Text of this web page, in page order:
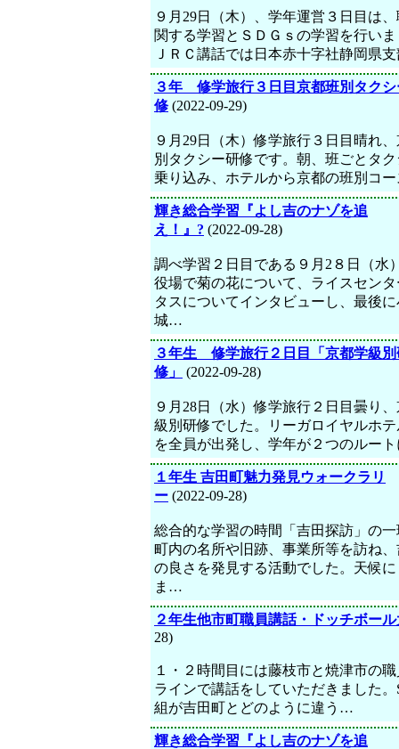
９月29日（木）、学年運営３日目は
関する学習とＳＤＧｓの学習を行い
ＪＲＣ講話では日本赤十字社静岡県
３年 修学旅行３日目京都班別タクシ
修 (2022-09-29)
９月29日（木）修学旅行３日目晴れ
別タクシー研修です。朝、班ごとタ
乗り込み、ホテルから京都の班別コ
輝き総合学習『よし吉のナゾを追
え！』? (2022-09-28)
調べ学習２日目である９月2８日（水
役場で菊の花について、ライスセン
タスについてインタビューし、最後
城…
３年生 修学旅行２日目「京都学級別
修」
(2022-09-28)
９月28日（水）修学旅行２日目曇り
級別研修でした。リーガロイヤルホ
を全員が出発し、学年が２つのルー
１年生 吉田町魅力発見ウォークラリ
ー (2022-09-28)
総合的な学習の時間「吉田探訪」の
町内の名所や旧跡、事業所等を訪ね
の良さを発見する活動でした。天候
ま…
２年生他市町職員講話・ドッチボー
28)
１・２時間目には藤枝市と焼津市の
ラインで講話をしていただきました
組が吉田町とどのように違う…
輝き総合学習『よし吉のナゾを追